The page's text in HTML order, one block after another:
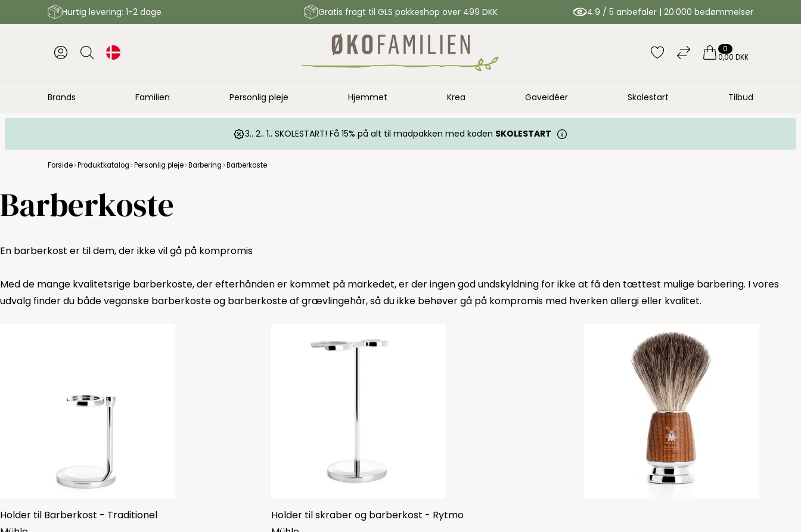
Hurtig levering: 1-2 dage Gratis fragt til GLS pakkeshop over 499 DKK 4.9 / 5 anbefaler | 20.000 bedømmelser
0
0,00 DKK
Brands Familien Personlig pleje Hjemmet Krea Gaveidéer Skolestart Tilbud
3.. 2.. 1.. SKOLESTART! Få 15% på alt til madpakken med koden SKOLESTART
Forside Produktkatalog Personlig pleje Barbering Barberkoste
Barberkoste
En barberkost er til dem, der ikke vil gå på kompromis
Med de mange kvalitetsrige barberkoste, der efterhånden er kommet på markedet, er der ingen god undskyldning for ikke at få den tættest mulige barbering. I vores
udvalg finder du både veganske barberkoste og barberkoste af grævlingehår, så du ikke behøver gå på kompromis med hverken allergi eller kvalitet.
Holder til Barberkost - Traditionel
Holder til skraber og barberkost - Rytmo